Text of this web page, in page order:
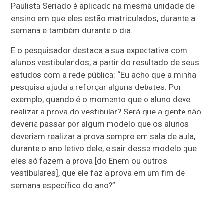
Paulista Seriado é aplicado na mesma unidade de
ensino em que eles estão matriculados, durante a
semana e também durante o dia.
E o pesquisador destaca a sua expectativa com
alunos vestibulandos, a partir do resultado de seus
estudos com a rede pública: “Eu acho que a minha
pesquisa ajuda a reforçar alguns debates. Por
exemplo, quando é o momento que o aluno deve
realizar a prova do vestibular? Será que a gente não
deveria passar por algum modelo que os alunos
deveriam realizar a prova sempre em sala de aula,
durante o ano letivo dele, e sair desse modelo que
eles só fazem a prova [do Enem ou outros
vestibulares], que ele faz a prova em um fim de
semana específico do ano?”.